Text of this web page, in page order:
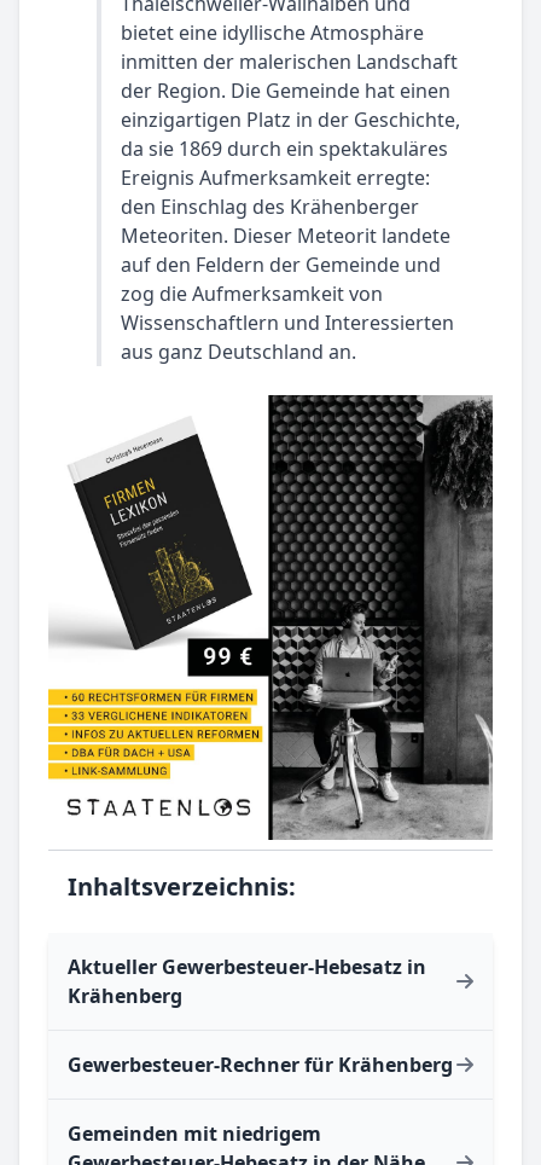
bietet eine idyllische Atmosphäre
inmitten der malerischen Landschaft
der Region. Die Gemeinde hat einen
einzigartigen Platz in der Geschichte,
da sie 1869 durch ein spektakuläres
Ereignis Aufmerksamkeit erregte:
den Einschlag des Krähenberger
Meteoriten. Dieser Meteorit landete
auf den Feldern der Gemeinde und
zog die Aufmerksamkeit von
Wissenschaftlern und Interessierten
aus ganz Deutschland an.
Inhaltsverzeichnis:
Aktueller Gewerbesteuer-Hebesatz in
Krähenberg
Gewerbesteuer-Rechner für Krähenberg
Gemeinden mit niedrigem